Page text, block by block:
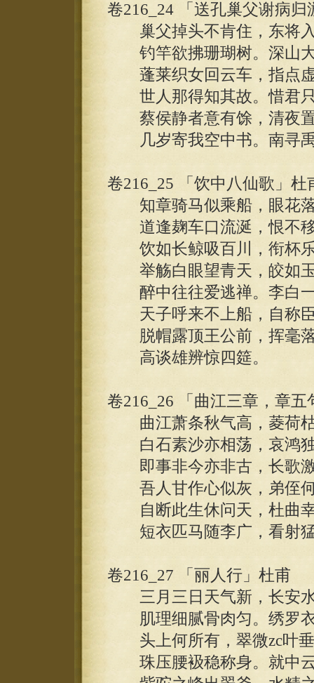
卷216_24 「送孔巢父谢病
巢父掉头不肯住，东将入
钓竿欲拂珊瑚树。深山大
蓬莱织女回云车，指点虚
世人那得知其故。惜君只
蔡侯静者意有馀，清夜置
几岁寄我空中书。南寻禹
卷216_25 「饮中八仙歌」杜
知章骑马似乘船，眼花落
道逢麹车口流涎，恨不移
饮如长鲸吸百川，衔杯乐
举觞白眼望青天，皎如玉
醉中往往爱逃禅。李白一
天子呼来不上船，自称臣
脱帽露顶王公前，挥毫落
高谈雄辨惊四筵。
卷216_26 「曲江三章，章五
曲江萧条秋气高，菱荷枯
白石素沙亦相荡，哀鸿
即事非今亦非古，长歌激
吾人甘作心似灰，弟侄
自断此生休问天，杜曲幸
短衣匹马随李广，看射
卷216_27 「丽人行」杜甫
三月三日天气新，长安水
肌理细腻骨肉匀。绣罗衣
头上何所有，翠微zc叶垂
珠压腰衱稳称身。就中云